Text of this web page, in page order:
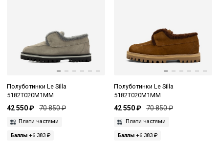
Полуботинки Le Silla
5182T020M1MM
42 550 ₽ 70 850 ₽
Плати частями
Баллы +6 383 ₽
Полуботинки Le Silla
5182T020M1MM
42 550 ₽ 70 850 ₽
Плати частями
Баллы+6 383 ₽